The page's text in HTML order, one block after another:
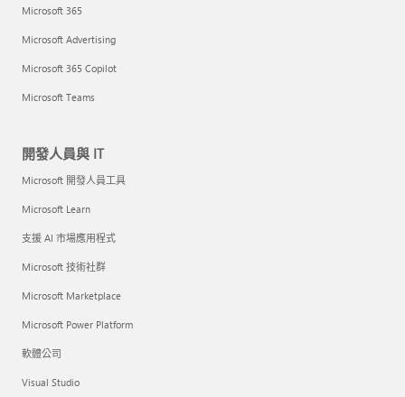
Microsoft 365
Microsoft Advertising
Microsoft 365 Copilot
Microsoft Teams
開發人員與 IT
Microsoft 開發人員工具
Microsoft Learn
支援 AI 市場應用程式
Microsoft 技術社群
Microsoft Marketplace
Microsoft Power Platform
軟體公司
Visual Studio